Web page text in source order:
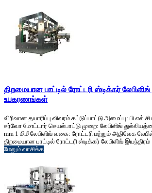
திறமையான பாட்டில் ரோட்டரி ஸ்டிக்கர்
உபகரணங்கள்
விரிவான தயாரிப்பு விவரம் கட்டுப்பாட்டு அமைப்பு:
சர்வோ மோட்டார் செயல்பாட்டு முறை: லேபிளிங்
mm 1 மிமீ லேபிளிங் வகை: ரோட்டரி மற்றும் அதிவேக
திறமையான பாட்டில் ரோட்டரி ஸ்டிக்கர் லேபிளிங் இயந்திரம்
மேலும் வாசிக்க